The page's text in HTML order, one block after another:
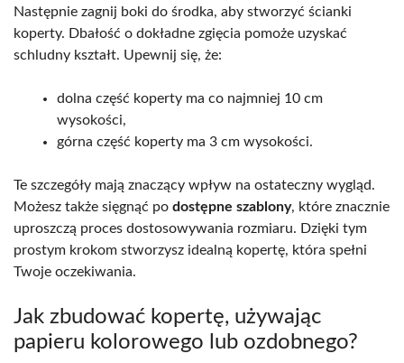
Następnie zagnij boki do środka, aby stworzyć ścianki
koperty. Dbałość o dokładne zgięcia pomoże uzyskać
schludny kształt. Upewnij się, że:
dolna część koperty ma co najmniej 10 cm
wysokości,
górna część koperty ma 3 cm wysokości.
Te szczegóły mają znaczący wpływ na ostateczny wygląd.
Możesz także sięgnąć po dostępne szablony, które znacznie
uproszczą proces dostosowywania rozmiaru. Dzięki tym
prostym krokom stworzysz idealną kopertę, która spełni
Twoje oczekiwania.
Jak zbudować kopertę, używając
papieru kolorowego lub ozdobnego?